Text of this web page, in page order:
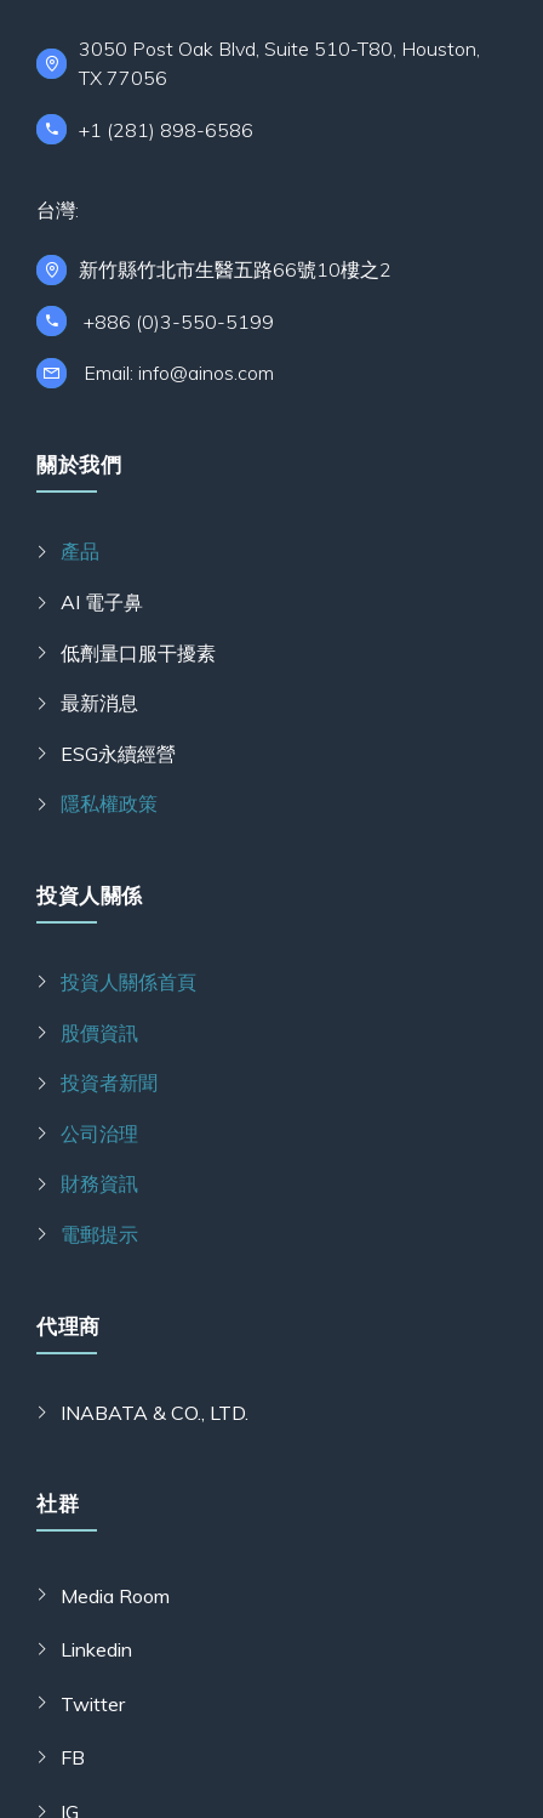
3050 Post Oak Blvd, Suite 510-T80, Houston,
TX 77056
+1 (281) 898-6586
台灣:
新竹縣竹北市生醫五路66號10樓之2
+886 (0)3-550-5199
Email: info@ainos.com
關於我們
產品
AI 電子鼻
低劑量口服干擾素
最新消息
ESG永續經營
隱私權政策
投資人關係
投資人關係首頁
股價資訊
投資者新聞
公司治理
財務資訊
電郵提示
代理商
INABATA & CO., LTD.
社群
Media Room
Linkedin
Twitter
FB
IG